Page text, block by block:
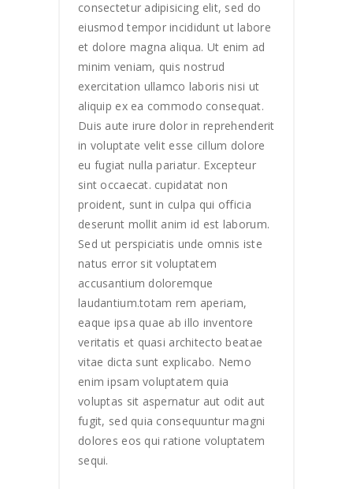
consectetur adipisicing elit, sed do
eiusmod tempor incididunt ut labore
et dolore magna aliqua. Ut enim ad
minim veniam, quis nostrud
exercitation ullamco laboris nisi ut
aliquip ex ea commodo consequat.
Duis aute irure dolor in reprehenderit
in voluptate velit esse cillum dolore
eu fugiat nulla pariatur. Excepteur
sint occaecat. cupidatat non
proident, sunt in culpa qui officia
deserunt mollit anim id est laborum.
Sed ut perspiciatis unde omnis iste
natus error sit voluptatem
accusantium doloremque
laudantium.totam rem aperiam,
eaque ipsa quae ab illo inventore
veritatis et quasi architecto beatae
vitae dicta sunt explicabo. Nemo
enim ipsam voluptatem quia
voluptas sit aspernatur aut odit aut
fugit, sed quia consequuntur magni
dolores eos qui ratione voluptatem
sequi.